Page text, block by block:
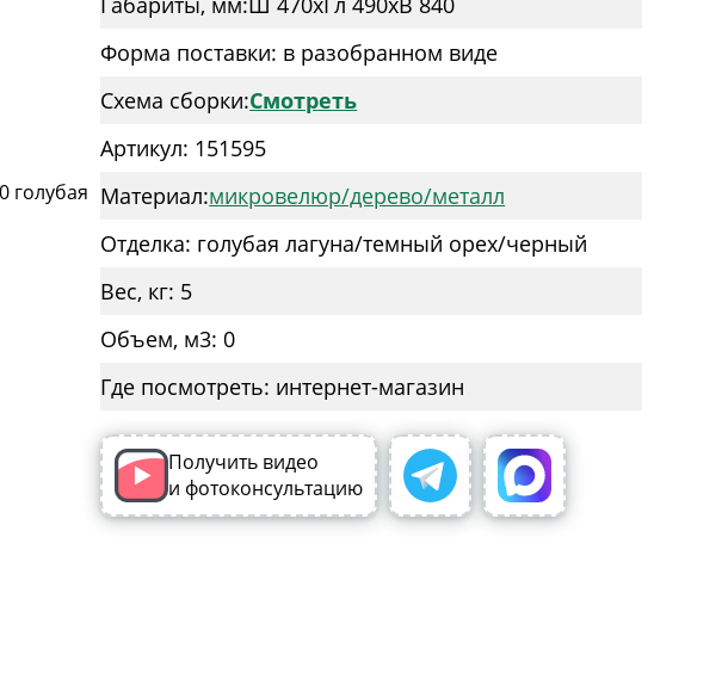
Форма поставки: в разобранном виде
Схема сборки:Смотреть
Артикул: 151595
Материал:микровелюр/дерево/металл
Отделка: голубая лагуна/темный орех/черный
Вес, кг: 5
Объем, м3: 0
Где посмотреть: интернет-магазин
Получить видео
и фотоконсультацию